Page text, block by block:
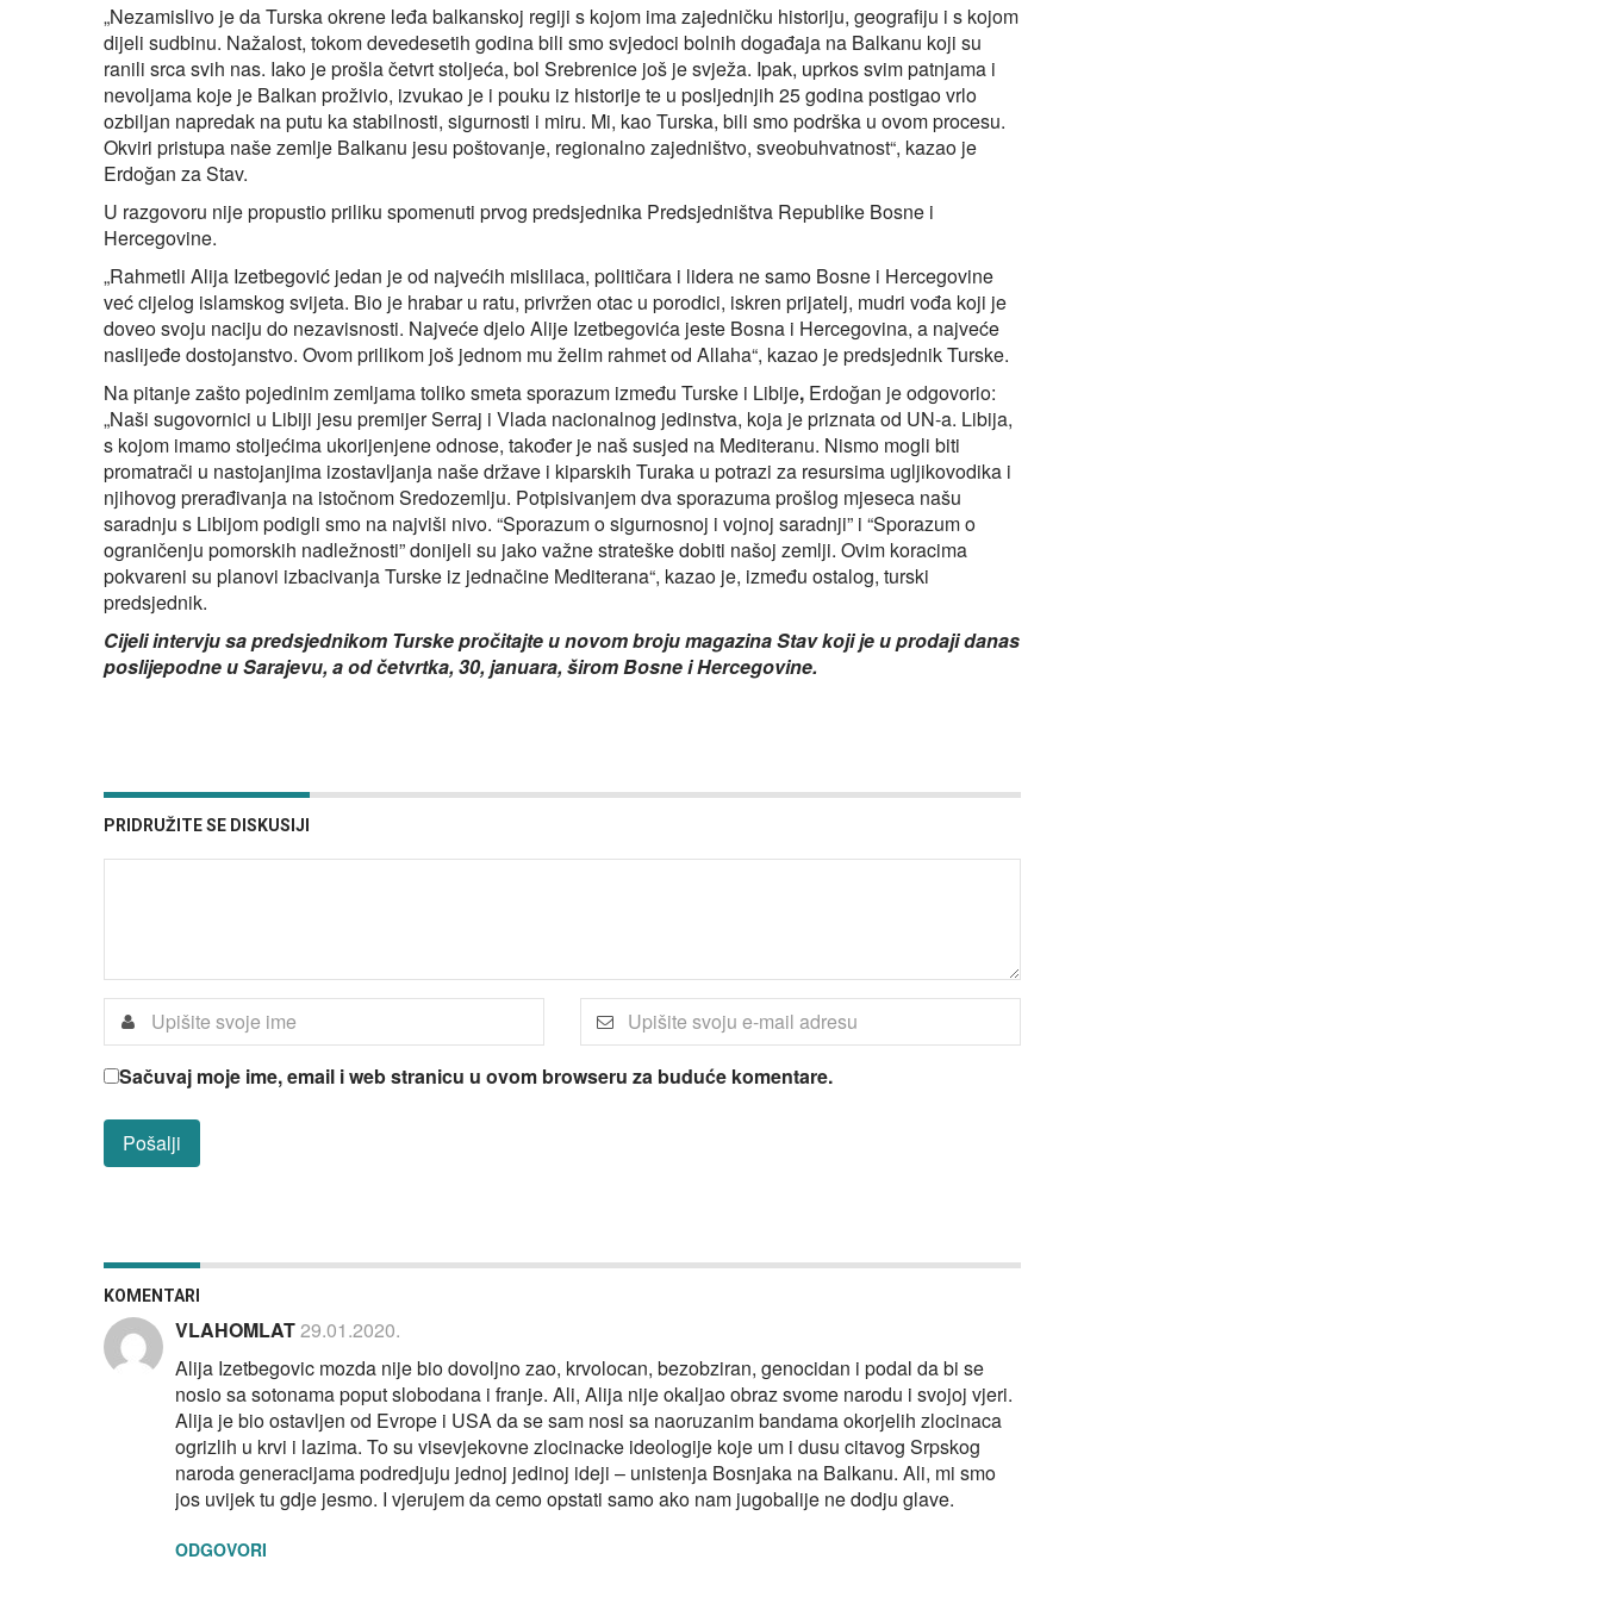
„Nezamislivo je da Turska okrene leđa balkanskoj regiji s kojom ima zajedničku historiju, geografiju i s kojom
dijeli sudbinu. Nažalost, tokom devedesetih godina bili smo svjedoci bolnih događaja na Balkanu koji su
ranili srca svih nas. Iako je prošla četvrt stoljeća, bol Srebrenice još je svježa. Ipak, uprkos svim patnjama i
nevoljama koje je Balkan proživio, izvukao je i pouku iz historije te u posljednjih 25 godina postigao vrlo
ozbiljan napredak na putu ka stabilnosti, sigurnosti i miru. Mi, kao Turska, bili smo podrška u ovom procesu.
Okviri pristupa naše zemlje Balkanu jesu poštovanje, regionalno zajedništvo, sveobuhvatnost“, kazao je
Erdoğan za Stav.
U razgovoru nije propustio priliku spomenuti prvog predsjednika Predsjedništva Republike Bosne i
Hercegovine.
„Rahmetli Alija Izetbegović jedan je od najvećih mislilaca, političara i lidera ne samo Bosne i Hercegovine
već cijelog islamskog svijeta. Bio je hrabar u ratu, privržen otac u porodici, iskren prijatelj, mudri vođa koji je
doveo svoju naciju do nezavisnosti. Najveće djelo Alije Izetbegovića jeste Bosna i Hercegovina, a najveće
naslijeđe dostojanstvo. Ovom prilikom još jednom mu želim rahmet od Allaha“, kazao je predsjednik Turske.
Na pitanje zašto pojedinim zemljama toliko smeta sporazum između Turske i Libije, Erdoğan je odgovorio:
„Naši sugovornici u Libiji jesu premijer Serraj i Vlada nacionalnog jedinstva, koja je priznata od UN-a. Libija,
s kojom imamo stoljećima ukorijenjene odnose, također je naš susjed na Mediteranu. Nismo mogli biti
promatrači u nastojanjima izostavljanja naše države i kiparskih Turaka u potrazi za resursima ugljikovodika i
njihovog prerađivanja na istočnom Sredozemlju. Potpisivanjem dva sporazuma prošlog mjeseca našu
saradnju s Libijom podigli smo na najviši nivo. “Sporazum o sigurnosnoj i vojnoj saradnji” i “Sporazum o
ograničenju pomorskih nadležnosti” donijeli su jako važne strateške dobiti našoj zemlji. Ovim koracima
pokvareni su planovi izbacivanja Turske iz jednačine Mediterana“, kazao je, između ostalog, turski
predsjednik.
Cijeli intervju sa predsjednikom Turske pročitajte u novom broju magazina Stav koji je u prodaji danas
poslijepodne u Sarajevu, a od četvrtka, 30, januara, širom Bosne i Hercegovine.
PRIDRUŽITE SE DISKUSIJI
Sačuvaj moje ime, email i web stranicu u ovom browseru za buduće komentare.
KOMENTARI
VLAHOMLAT29.01.2020.
Alija Izetbegovic mozda nije bio dovoljno zao, krvolocan, bezobziran, genocidan i podal da bi se
nosio sa sotonama poput slobodana i franje. Ali, Alija nije okaljao obraz svome narodu i svojoj vjeri.
Alija je bio ostavljen od Evrope i USA da se sam nosi sa naoruzanim bandama okorjelih zlocinaca
ogrizlih u krvi i lazima. To su visevjekovne zlocinacke ideologije koje um i dusu citavog Srpskog
naroda generacijama podredjuju jednoj jedinoj ideji – unistenja Bosnjaka na Balkanu. Ali, mi smo
jos uvijek tu gdje jesmo. I vjerujem da cemo opstati samo ako nam jugobalije ne dodju glave.
ODGOVORI